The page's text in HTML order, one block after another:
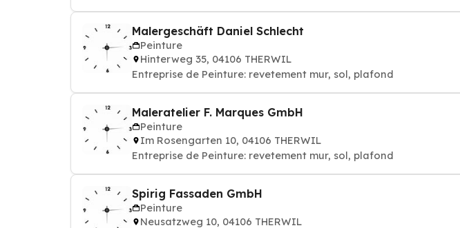
Malergeschäft Daniel Schlecht
Peinture
Hinterweg 35, 04106 THERWIL
Entreprise de Peinture: revetement mur, sol, plafond
Maleratelier F. Marques GmbH
Peinture
Im Rosengarten 10, 04106 THERWIL
Entreprise de Peinture: revetement mur, sol, plafond
Spirig Fassaden GmbH
Peinture
Neusatzweg 10, 04106 THERWIL